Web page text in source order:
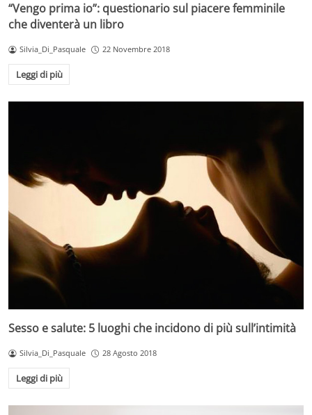
“Vengo prima io”: questionario sul piacere femminile
che diventerà un libro
Silvia_Di_Pasquale 22 Novembre 2018
Leggi di più
Sesso e salute: 5 luoghi che incidono di più sull’intimità
Silvia_Di_Pasquale 28 Agosto 2018
Leggi di più